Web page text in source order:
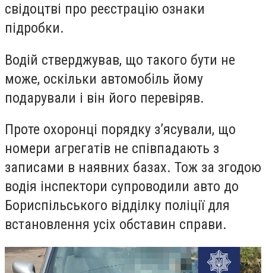
свідоцтві про реєстрацію ознаки
підробки.
Водій стверджував, що такого бути не
може, оскільки автомобіль йому
подарували і він його перевіряв.
Проте охоронці порядку з’ясували, що
номери агрегатів не співпадають з
записами в наявних базах. Тож за згодою
водія інспектори супроводили авто до
Бориспільського відділку поліції для
встановлення усіх обставин справи.